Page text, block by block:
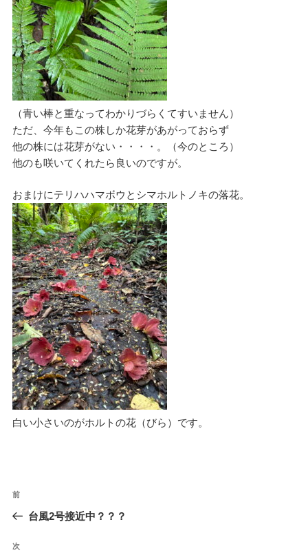
（青い棒と重なってわかりづらくてすいません）
ただ、今年もこの株しか花芽があがっておらず
他の株には花芽がない・・・・。（今のところ）
他のも咲いてくれたら良いのですが。
おまけにテリハハマボウとシマホルトノキの落花。
白い小さいのがホルトの花（びら）です。
投
ビ
過
去
投
前
台風2号接近中？？？
次
次